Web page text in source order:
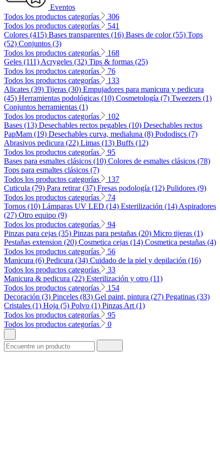
Eventos
Todos los productos categorías
306
Todos los productos categorías
541
Colores (415) Bases transparentes (16) Bases de color (55) Tops
(52) Conjuntos (3)
Todos los productos categorías
168
Geles (111) Acrygeles (32) Tips & formas (25)
Todos los productos categorías
76
Todos los productos categorías
133
Alicates (39) Tijeras (30) Empujadores para manicura y pedicura
(45) Herramientas podológicas (10) Cosmetología (7) Tweezers (1)
Conjuntos herramientas (1)
Todos los productos categorías
102
Bases (13) Desechables rectos pegables (10) Desechables rectos
PapMam (19) Desechables curva, medialuna (8) Pododiscs (7)
Abrasivos pedicura (22) Limas (13) Buffs (12)
Todos los productos categorías
95
Bases para esmaltes clásicos (10) Colores de esmaltes clásicos (78)
Tops para esmaltes clásicos (7)
Todos los productos categorías
137
Cuticula (79) Para retirar (37) Fresas podología (12) Pulidores (9)
Todos los productos categorías
74
Tornos (10) Lámparas UV LED (14) Esterilización (14) Aspiradores
(27) Otro equipo (9)
Todos los productos categorías
94
Pinzas para cejas (35) Pinzas para pestañas (20) Micro tijeras (1)
Pestañas extension (20) Cosmetica cejas (14) Cosmetica pestañas (4)
Todos los productos categorías
56
Manicura (6) Pedicura (34) Cuidado de la piel y depilación (16)
Todos los productos categorías
33
Manicura & pedicura (22) Esterilización y otro (11)
Todos los productos categorías
154
Decoración (3) Pinceles (83) Gel paint, pintura (27) Pegatinas (33)
Cristales (1) Hoja (5) Polvo (1) Pinzas Art (1)
Todos los productos categorías
95
Todos los productos categorías
0